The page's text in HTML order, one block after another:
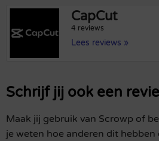
CapCut
4 reviews
Lees reviews »
Schrijf jij ook een
Maak jij gebruik van Scrowp of
je weten hoe anderen dit hebben